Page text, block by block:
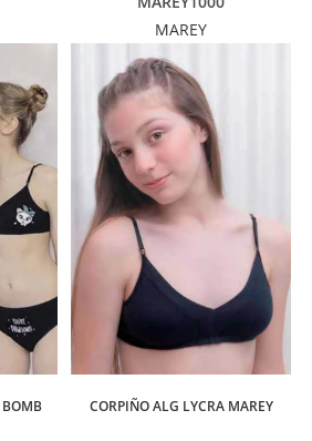
BOMB
MAREY
CORPIÑO ALG LYCRA MAREY